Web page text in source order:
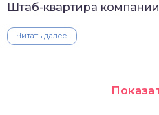
Штаб-квартира
Читать далее